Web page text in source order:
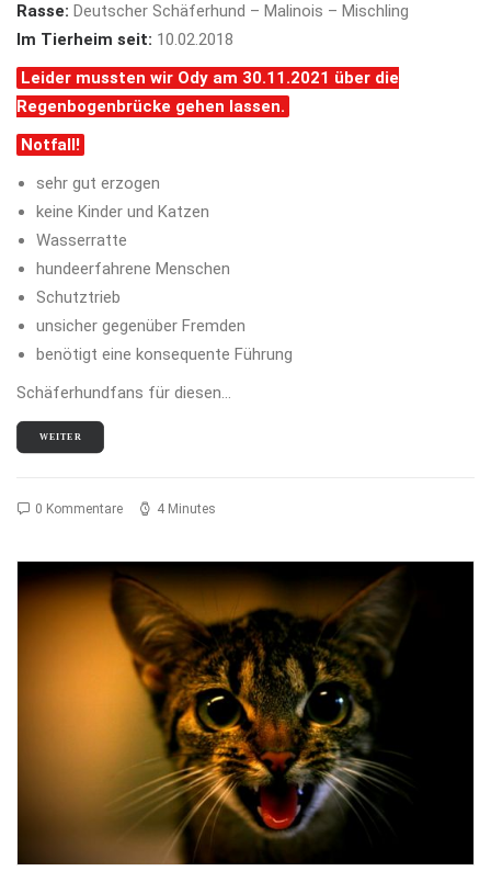
Rasse: Deutscher Schäferhund – Malinois – Mischling
Im Tierheim seit: 10.02.2018
Leider mussten wir Ody am 30.11.2021 über die
Regenbogenbrücke gehen lassen.
Notfall!
sehr gut erzogen
keine Kinder und Katzen
Wasserratte
hundeerfahrene Menschen
Schutztrieb
unsicher gegenüber Fremden
benötigt eine konsequente Führung
Schäferhundfans für diesen…
WEITER
0 Kommentare 4 Minutes